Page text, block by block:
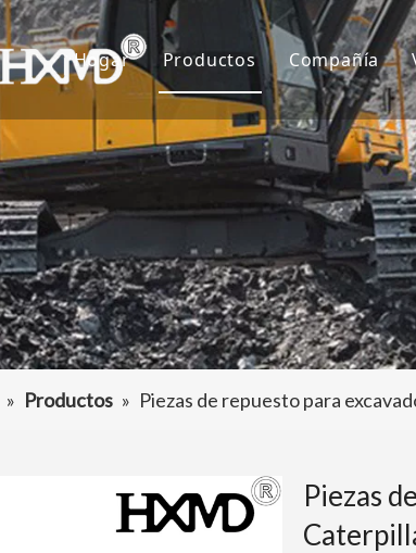
Hogar Productos
Dientes de cubo
Cubo de excavadora
Adaptador de dientes de
Otros accesorios para
Compañía
Sobre
Cultura
Preguntas
» Productos » Piezas de repuesto para
Piezas